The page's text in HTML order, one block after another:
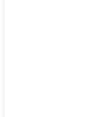
(титановый
титановый
ISO 5832-11